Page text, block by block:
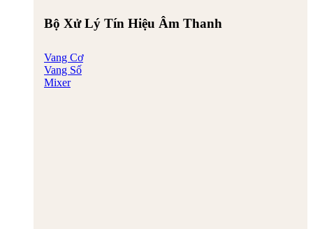
Bộ Xử Lý Tín Hiệu Âm Thanh
Vang Cơ
Vang Số
Mixer